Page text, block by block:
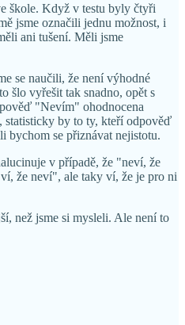
škole. Když v testu byly čtyři
jsme označili jednu možnost, i
ani tušení. Měli jsme
se naučili, že není výhodné
šlo vyřešit tak snadno, opět s
"Nevím" ohodnocena
statisticky by to ty, kteří odpověď
bychom se přiznávat nejistotu.
v případě, že "neví, že
že neví", ale taky ví, že je pro ni
než jsme si mysleli. Ale není to